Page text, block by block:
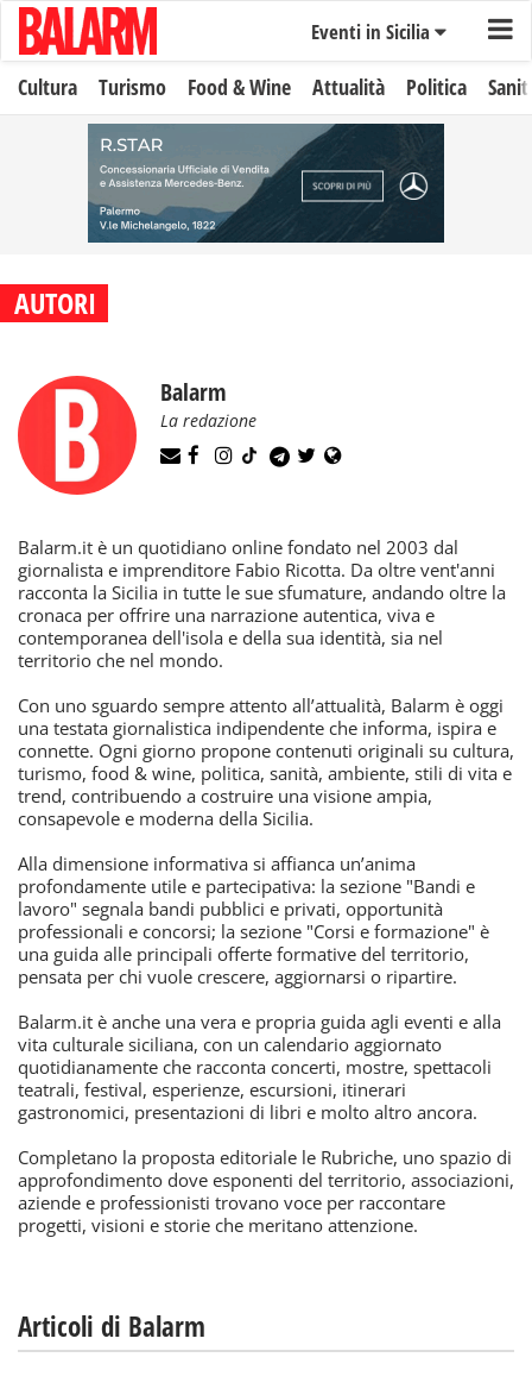
Eventi in Sicilia
Cultura Turismo Food & Wine Attualità Politica
AUTORI
Balarm
La redazione
Balarm.it è un quotidiano online fondato nel 2003 dal
giornalista e imprenditore Fabio Ricotta. Da oltre vent'anni
racconta la Sicilia in tutte le sue sfumature, andando oltre la
cronaca per offrire una narrazione autentica, viva e
contemporanea dell'isola e della sua identità, sia nel
territorio che nel mondo.
Con uno sguardo sempre attento all’attualità, Balarm è oggi
una testata giornalistica indipendente che informa, ispira e
connette. Ogni giorno propone contenuti originali su cultura,
turismo, food & wine, politica, sanità, ambiente, stili di vita e
trend, contribuendo a costruire una visione ampia,
consapevole e moderna della Sicilia.
Alla dimensione informativa si affianca un’anima
profondamente utile e partecipativa: la sezione "Bandi e
lavoro" segnala bandi pubblici e privati, opportunità
professionali e concorsi; la sezione "Corsi e formazione" è
una guida alle principali offerte formative del territorio,
pensata per chi vuole crescere, aggiornarsi o ripartire.
Balarm.it è anche una vera e propria guida agli eventi e alla
vita culturale siciliana, con un calendario aggiornato
quotidianamente che racconta concerti, mostre, spettacoli
teatrali, festival, esperienze, escursioni, itinerari
gastronomici, presentazioni di libri e molto altro ancora.
Completano la proposta editoriale le Rubriche, uno spazio di
approfondimento dove esponenti del territorio, associazioni,
aziende e professionisti trovano voce per raccontare
progetti, visioni e storie che meritano attenzione.
Articoli di Balarm